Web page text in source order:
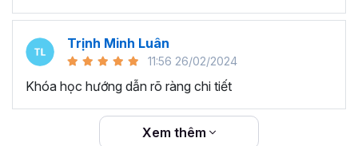
trường, nhưng đó chỉ là những kiến thức cơ bản và chưa
đủ sâu để triển khai công việc thực tế.
Thực trạn, nhiều bạn đi làm đã quên gần hết các thao tác
trên Word do lâu không sử dụng. Không biết các mẹo và
thủ thuật làm việc với Word để tiết kiệm thời gian vì trước
đây chưa được đào tạo chuyên sâu.
Trịnh Minh Luân
11:56 26/02/2024
Khóa học hướng dẫn rõ ràng chi tiết
Xem thêm